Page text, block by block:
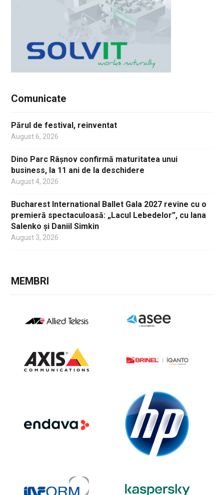
Comunicate
Părul de festival, reinventat
August 6, 2026
Dino Parc Râșnov confirmă maturitatea unui
business, la 11 ani de la deschidere
August 4, 2026
Bucharest International Ballet Gala 2027 revine cu o
premieră spectaculoasă: „Lacul Lebedelor”, cu Iana
Salenko și Daniil Simkin
August 3, 2026
MEMBRI